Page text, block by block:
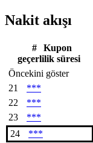
Nakit akışı
#
Kupon
geçerlilik süresi
Öncekini göster
21
***
22
***
23
***
24
***